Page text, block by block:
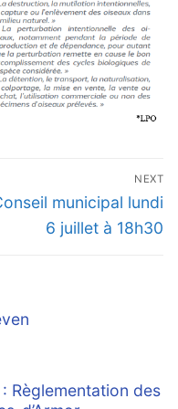
NEXT
municipal lundi
6 juillet à 18h30
Règlementation des